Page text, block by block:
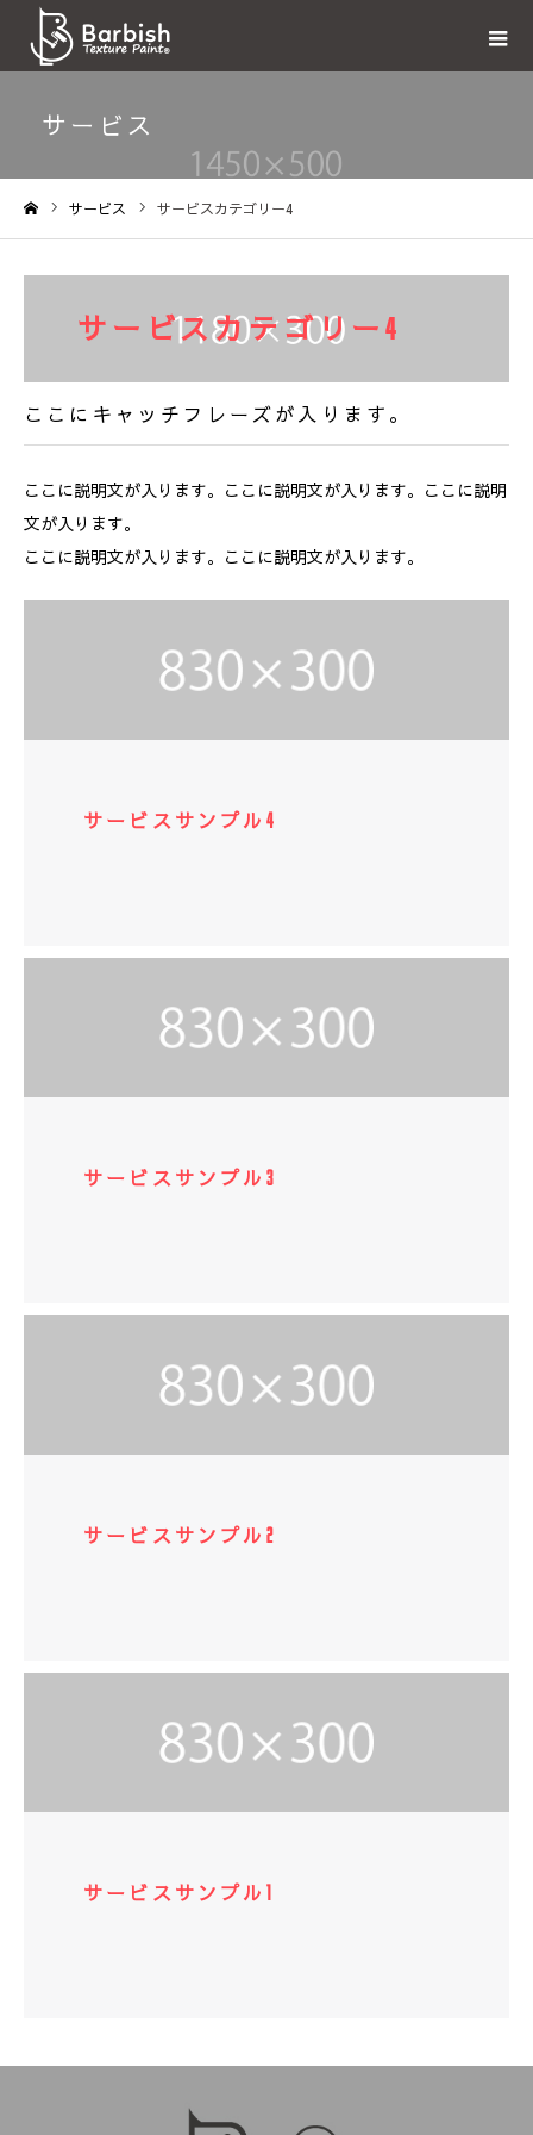
サービス
サービス サービスカテゴリー4
サービスカテゴリー4
ここにキャッチフレーズが入ります。
ここに説明文が入ります。ここに説明文が入ります。ここに説明
文が入ります。
ここに説明文が入ります。ここに説明文が入ります。
サービスサンプル4
サービスサンプル3
サービスサンプル2
サービスサンプル1